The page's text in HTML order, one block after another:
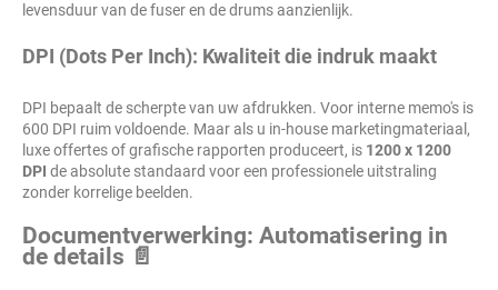
levensduur van de fuser en de drums aanzienlijk.
DPI (Dots Per Inch): Kwaliteit die indruk maakt
DPI bepaalt de scherpte van uw afdrukken. Voor interne memo's is
600 DPI ruim voldoende. Maar als u in-house marketingmateriaal,
luxe offertes of grafische rapporten produceert, is 1200 x 1200
DPI de absolute standaard voor een professionele uitstraling
zonder korrelige beelden.
Documentverwerking: Automatisering in
de details 📄